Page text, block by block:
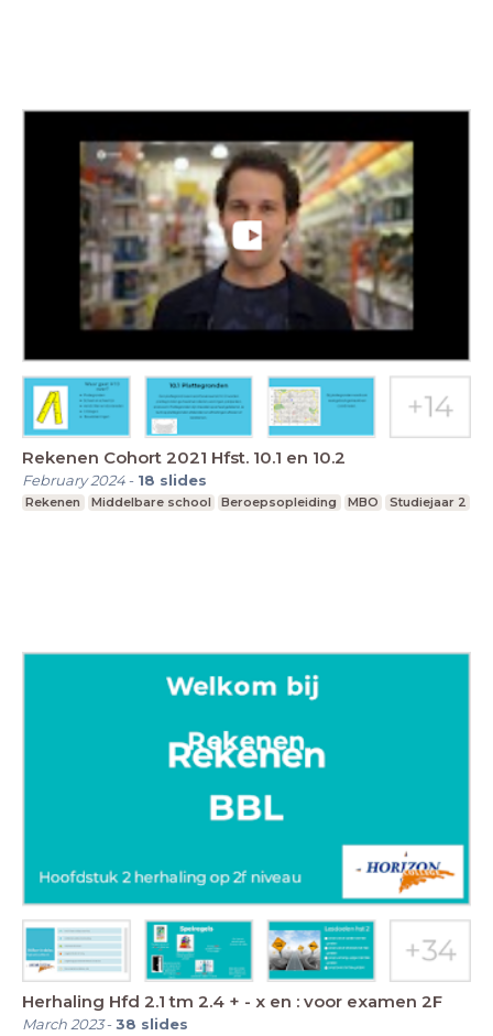
Rekenen Cohort 2021 Hfst. 10.1 en 10.2
February 2024- 18 slides
Rekenen Middelbare school Beroepsopleiding MBO Studiejaar 2
Herhaling Hfd 2.1 tm 2.4 + - x en : voor examen 2F
March 2023-38 slides